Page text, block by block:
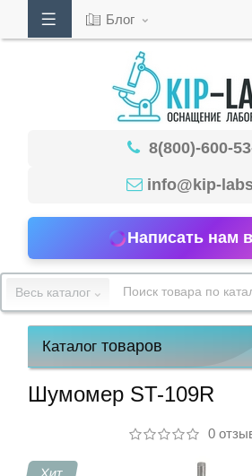
53-
15
работы
Блог
8(800)-600-
info@kip-
Написать нам
Весь каталог
Каталогтоваров
Шумомер ST-109R
0
Хит